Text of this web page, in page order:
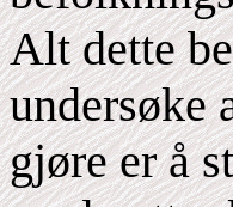
Alt dette
undersøke
gjøre er å